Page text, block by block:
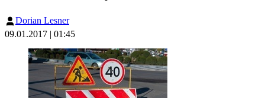
Dorian Lesner
09.01.2017 | 01:45